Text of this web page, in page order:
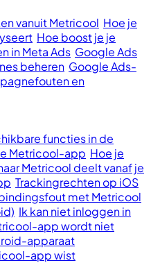
vanuit Metricool Hoe je
Hoe boost je je
in Meta Ads Google Ads
beheren Google Ads-
en
functies in de
Metricool-app Hoe je
Metricool deelt vanaf je
Trackingrechten op iOS
met Metricool
Ik kan niet inloggen in
app wordt niet
apparaat
app wist